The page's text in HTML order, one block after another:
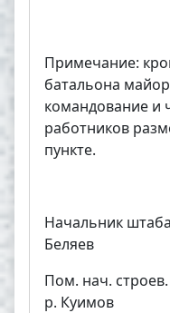
Примечание:
батальона
командование и
работников
пункте.
Беляев
Пом. нач.
р. Куимов